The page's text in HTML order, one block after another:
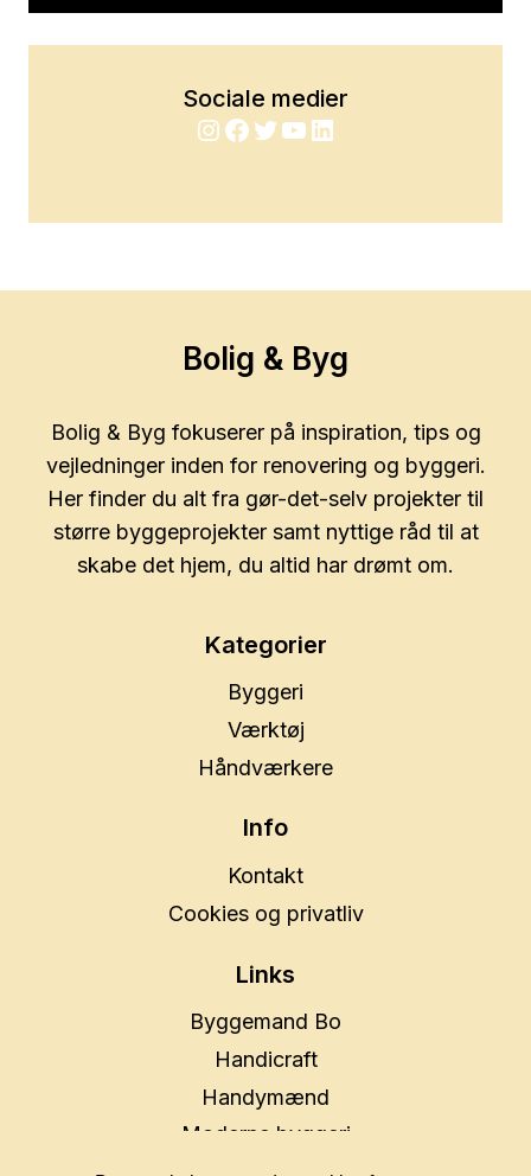
Sociale medier
Instagram
Facebook
Twitter
YouTube
LinkedIn
Bolig & Byg
Bolig & Byg fokuserer på inspiration, tips og
vejledninger inden for renovering og byggeri.
Her finder du alt fra gør-det-selv projekter til
større byggeprojekter samt nyttige råd til at
skabe det hjem, du altid har drømt om.
Kategorier
Byggeri
Værktøj
Håndværkere
Info
Kontakt
Cookies og privatliv
Links
Byggemand Bo
Handicraft
Handymænd
Moderne byggeri